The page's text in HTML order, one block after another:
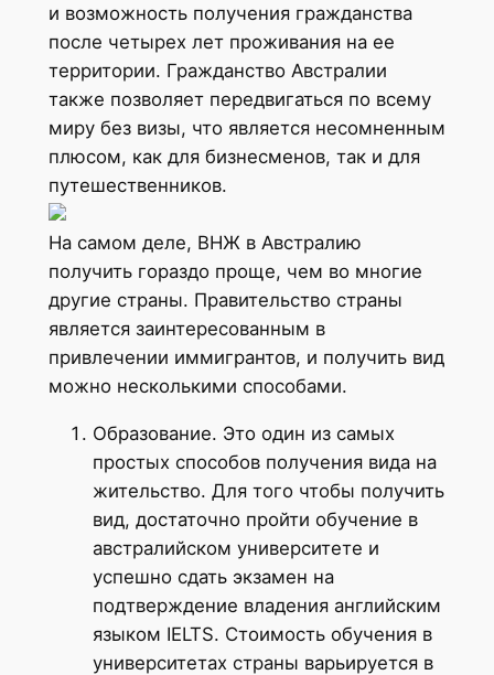
и возможность получения гражданства
после четырех лет проживания на ее
территории. Гражданство Австралии
также позволяет передвигаться по всему
миру без визы, что является несомненным
плюсом, как для бизнесменов, так и для
путешественников.
На самом деле, ВНЖ в Австралию
получить гораздо проще, чем во многие
другие страны. Правительство страны
является заинтересованным в
привлечении иммигрантов, и получить вид
можно несколькими способами.
Образование. Это один из самых
простых способов получения вида на
жительство. Для того чтобы получить
вид, достаточно пройти обучение в
австралийском университете и
успешно сдать экзамен на
подтверждение владения английским
языком IELTS. Стоимость обучения в
университетах страны варьируется в